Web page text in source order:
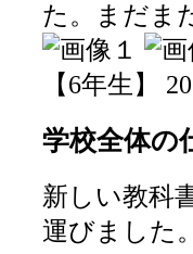
た。まだま
【6年生】
学校全体の
新しい教科
運びました